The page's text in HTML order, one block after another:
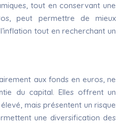
tout en conservant une
peut permettre de mieux
tout en recherchant un
aux fonds en euros, ne
du capital. Elles offrent un
mais présentent un risque
une diversification des